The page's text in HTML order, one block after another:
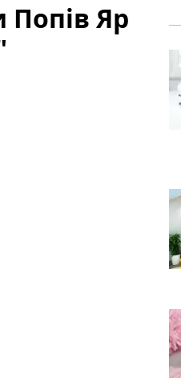
Попів Яр